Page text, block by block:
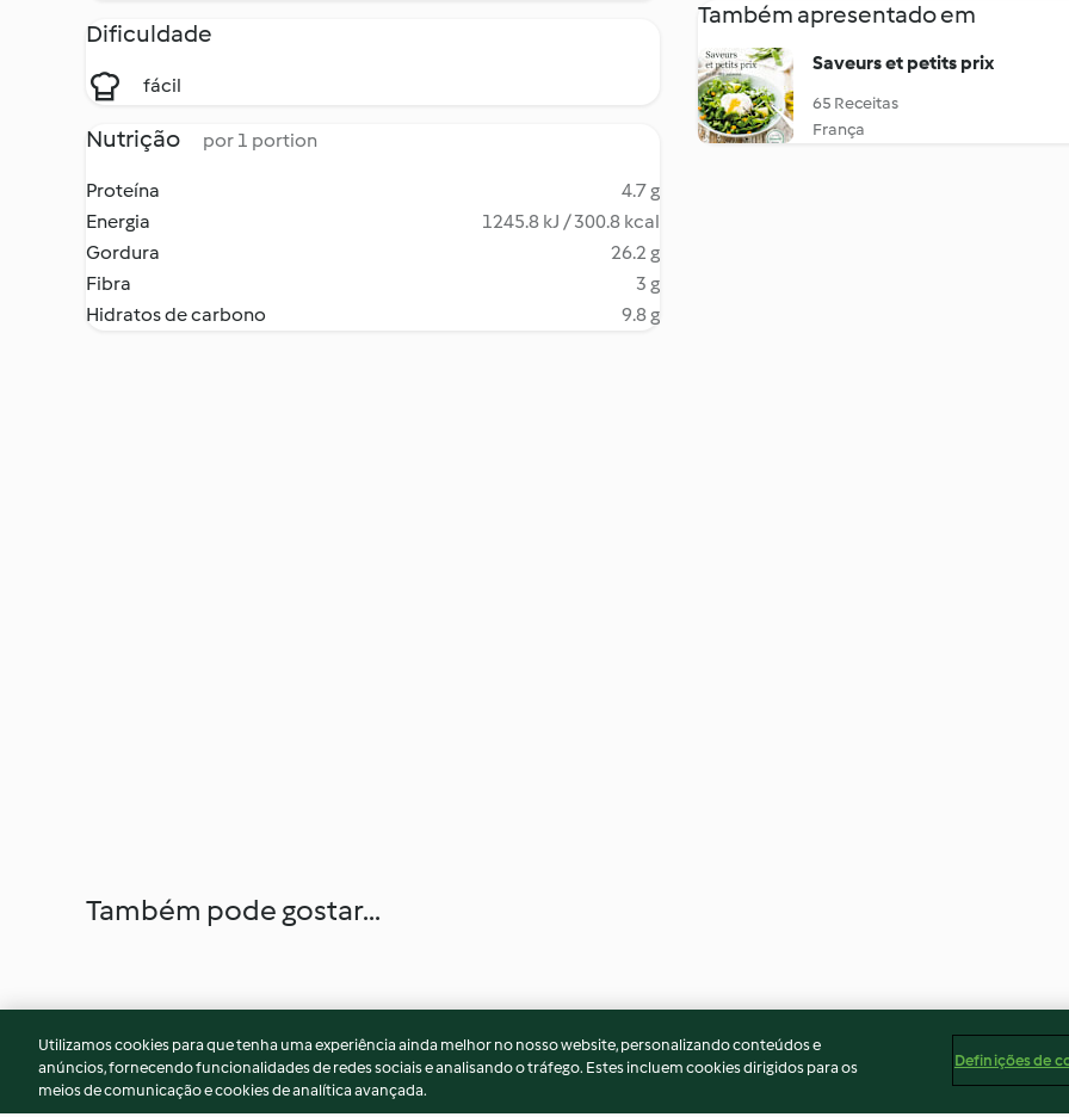
Dificuldade
fácil
Nutrição por 1 portion
Proteína
4.7 g
Energia
1245.8 kJ / 300.8 kcal
Gordura
26.2 g
Fibra
3 g
Hidratos de carbono
9.8 g
Também apresentado em
Saveurs et petits prix
65 Receitas
França
Também pode gostar...
Utilizamos cookies para que tenha uma experiência ainda melhor no nosso website, personalizando conteúdos e
anúncios, fornecendo funcionalidades de redes sociais e analisando o tráfego. Estes incluem cookies dirigidos para os
meios de comunicação e cookies de analítica avançada.
Definições de